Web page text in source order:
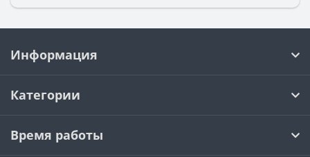
Информация
Категории
Время работы